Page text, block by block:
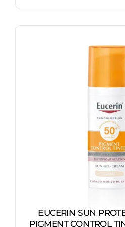
EUCERIN SUN
PIGMENT CONTROL